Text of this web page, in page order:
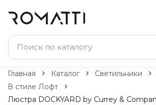
Каталог Romatti
Свет и освещение
Главная Каталог Светильники
В стиле Лофт
Люстра DOCKYARD by Currey &